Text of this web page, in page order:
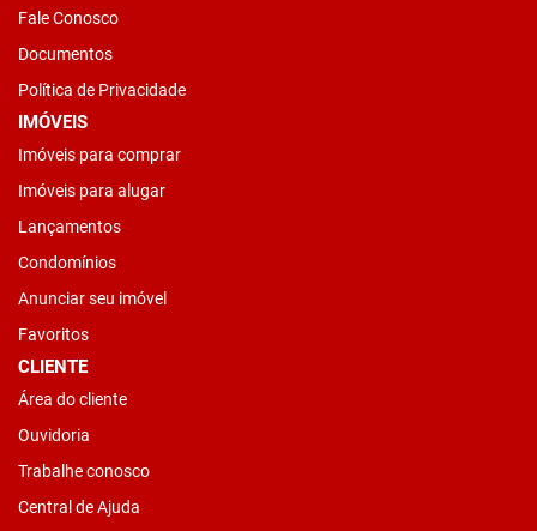
Fale Conosco
Documentos
Política de Privacidade
IMÓVEIS
Imóveis para comprar
Imóveis para alugar
Lançamentos
Condomínios
Anunciar seu imóvel
Favoritos
CLIENTE
Área do cliente
Ouvidoria
Trabalhe conosco
Central de Ajuda